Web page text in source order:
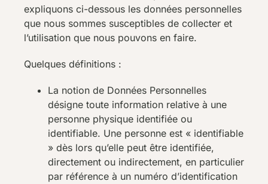
expliquons ci-dessous les données personnelles
que nous sommes susceptibles de collecter et
l’utilisation que nous pouvons en faire.
Quelques définitions :
La notion de Données Personnelles
désigne toute information relative à une
personne physique identifiée ou
identifiable. Une personne est « identifiable
» dès lors qu’elle peut être identifiée,
directement ou indirectement, en particulier
par référence à un numéro d’identification